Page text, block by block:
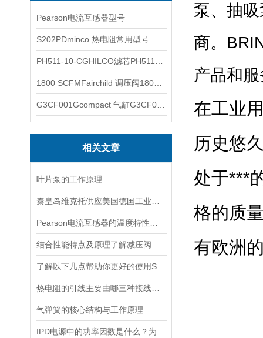
Pearson电流互感器型号
S202PDminco 热电阻常用型号
相关文章
叶片泵的工作原理
结合性能特点及原理了解减压阀
气弹簧的核心结构与工作原理
泵、抽吸
商。
产品和
在工业
历史悠
处于***
格的质
有欧洲